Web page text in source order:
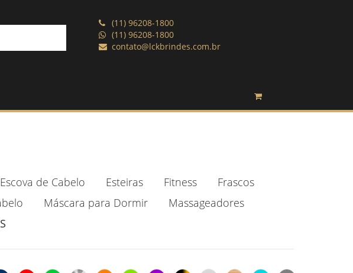
(11) 96208-1800
(11) 96208-1800
contato@lckbrindes.com.br
Escova de Cabelo Esteiras Fitness
Frascos
Máscara para Dormir
Massageadores